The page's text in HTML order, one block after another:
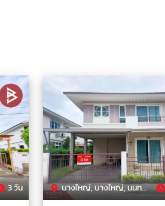
3 วัน บางใหญ่, บางใหญ่, นนทบุรี